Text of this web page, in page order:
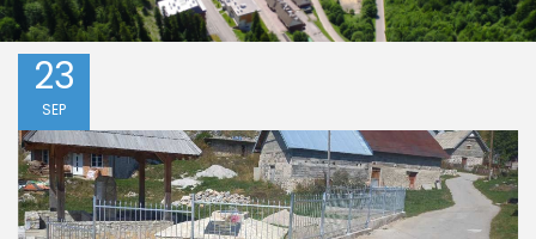
23
SEP